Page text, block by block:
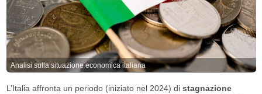
Analisi sulla situazione economica italiana
L’Italia affronta un periodo (iniziato nel 2024) distagnazione